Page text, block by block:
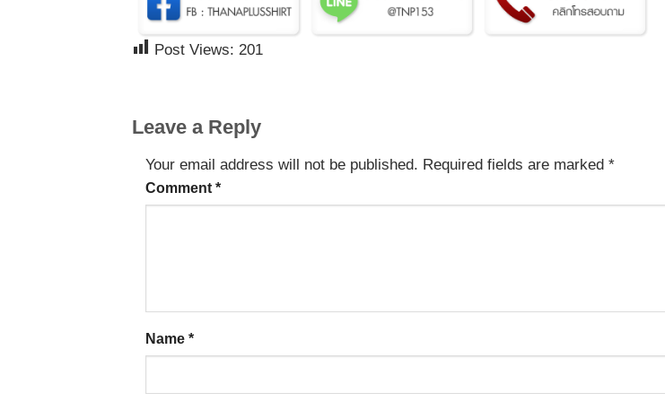
Post Views: 201
Leave a Reply
Your email address will not be published. Required fields are marked *
Comment *
Name *